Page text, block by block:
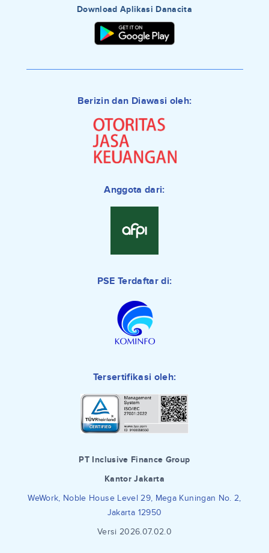
Download Aplikasi Danacita
Berizin dan Diawasi oleh:
Anggota dari:
PSE Terdaftar di:
Tersertifikasi oleh:
PT Inclusive Finance Group
Kantor Jakarta
WeWork, Noble House Level 29, Mega Kuningan No. 2,
Jakarta 12950
Versi 2026.07.02.0